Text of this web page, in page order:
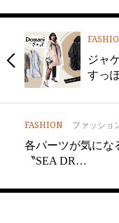
ジャ
すっ
FASHION ファッショ
各パーツが気にな
〝SEA DR…